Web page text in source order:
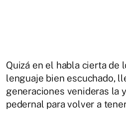
Quizá en el habla cierta de
lenguaje bien escuchado,
generaciones venideras la
pedernal para volver a